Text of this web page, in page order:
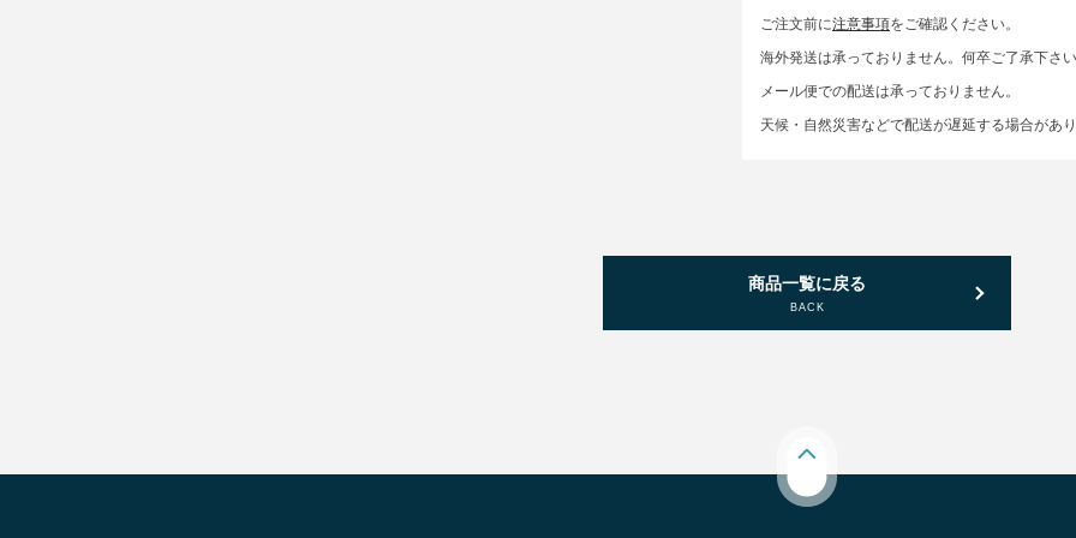
ご注文前に注意事項をご確認ください。
海外発送は承っておりません。何卒ご了承下さい
メール便での配送は承っておりません。
天候・自然災害などで配送が遅延する場合があり
商品一覧に戻る
BACK